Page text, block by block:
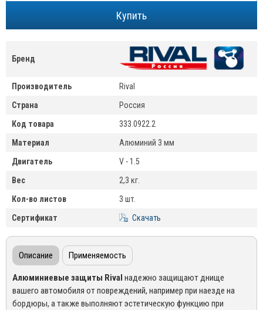
Бренд
Производитель
Rival
Страна
Россия
Код товара
333.0922.2
Материал
Алюминий 3 мм
Двигатель
V - 1.5
Вес
2,3 кг.
Кол-во листов
3 шт.
Сертификат
Скачать
Описание Применяемость
Алюминиевые защиты Rival надежно защищают днище
вашего автомобиля от повреждений, например при наезде на
бордюры, а также выполняют эстетическую функцию при